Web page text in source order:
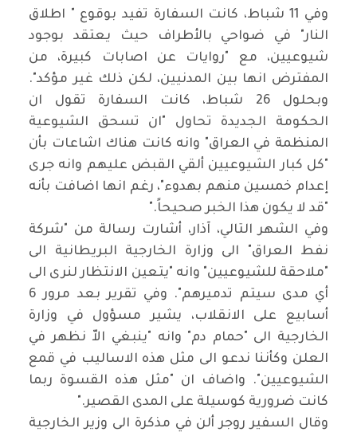
وفي 11 شباط، كانت السفارة تفيد بوقوع " اطلاق
النار" في ضواحي بالأطراف حيث يعتقد بوجود
شيوعيين، مع "روايات عن اصابات كبيرة، من
المفترض انها بين المدنيين، لكن ذلك غير مؤكد".
وبحلول 26 شباط، كانت السفارة تقول ان
الحكومة الجديدة تحاول "ان تسحق الشيوعية
المنظمة في العراق" وانه كانت هناك اشاعات بأن
"كل كبار الشيوعيين ألقي القبض عليهم وانه جرى
إعدام خمسين منهم بهدوء"، رغم انها اضافت بأنه
"قد لا يكون هذا الخبر صحيحاً".
وفي الشهر التالي، آذار، أشارت رسالة من "شركة
نفط العراق" الى وزارة الخارجية البريطانية الى
"ملاحقة للشيوعيين" وانه "يتعين الانتظار لنرى الى
أي مدى سيتم تدميرهم". وفي تقرير بعد مرور 6
أسابيع على الانقلاب، يشير مسؤول في وزارة
الخارجية الى "حمام دم" وانه "ينبغي الاّ نظهر في
العلن وكأننا ندعو الى مثل هذه الاساليب في قمع
الشيوعيين". واضاف ان "مثل هذه القسوة ربما
كانت ضرورية كوسيلة على المدى القصير".
وقال السفير روجر ألن في مذكرة الى وزير الخارجية